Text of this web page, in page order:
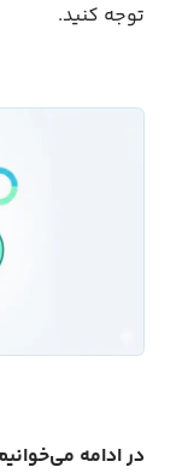
توجه کنید.
در ادامه